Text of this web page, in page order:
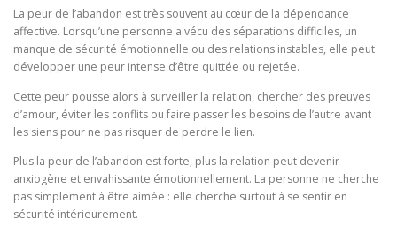
La peur de l’abandon est très souvent au cœur de la dépendance
affective. Lorsqu’une personne a vécu des séparations difficiles, un
manque de sécurité émotionnelle ou des relations instables, elle peut
développer une peur intense d’être quittée ou rejetée.
Cette peur pousse alors à surveiller la relation, chercher des preuves
d’amour, éviter les conflits ou faire passer les besoins de l’autre avant
les siens pour ne pas risquer de perdre le lien.
Plus la peur de l’abandon est forte, plus la relation peut devenir
anxiogène et envahissante émotionnellement. La personne ne cherche
pas simplement à être aimée : elle cherche surtout à se sentir en
sécurité intérieurement.